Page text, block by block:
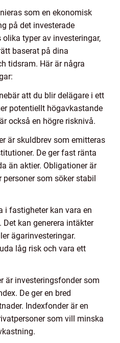
som en ekonomisk
på det investerade
typer av investeringar,
baserat på dina
tidsram. Här är några
att du blir delägare i ett
potentiellt högavkastande
också en högre risknivå.
är skuldbrev som emitteras
De ger fast ränta
än aktier. Obligationer är
som söker stabil
i fastigheter kan vara en
kan generera intäkter
ägarinvesteringar.
låg risk och vara ett
är investeringsfonder som
De ger en bred
Indexfonder är en
som vill minska